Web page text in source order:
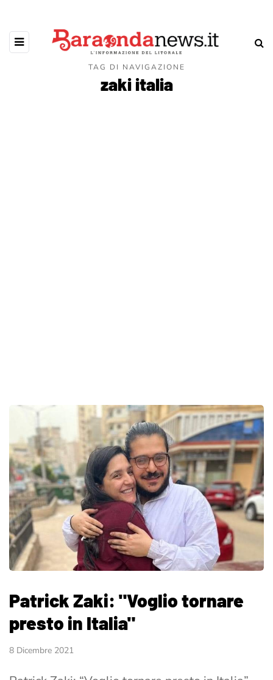
TAG DI NAVIGAZIONE
zaki italia
Patrick Zaki: "Voglio tornare
presto in Italia"
8 Dicembre 2021